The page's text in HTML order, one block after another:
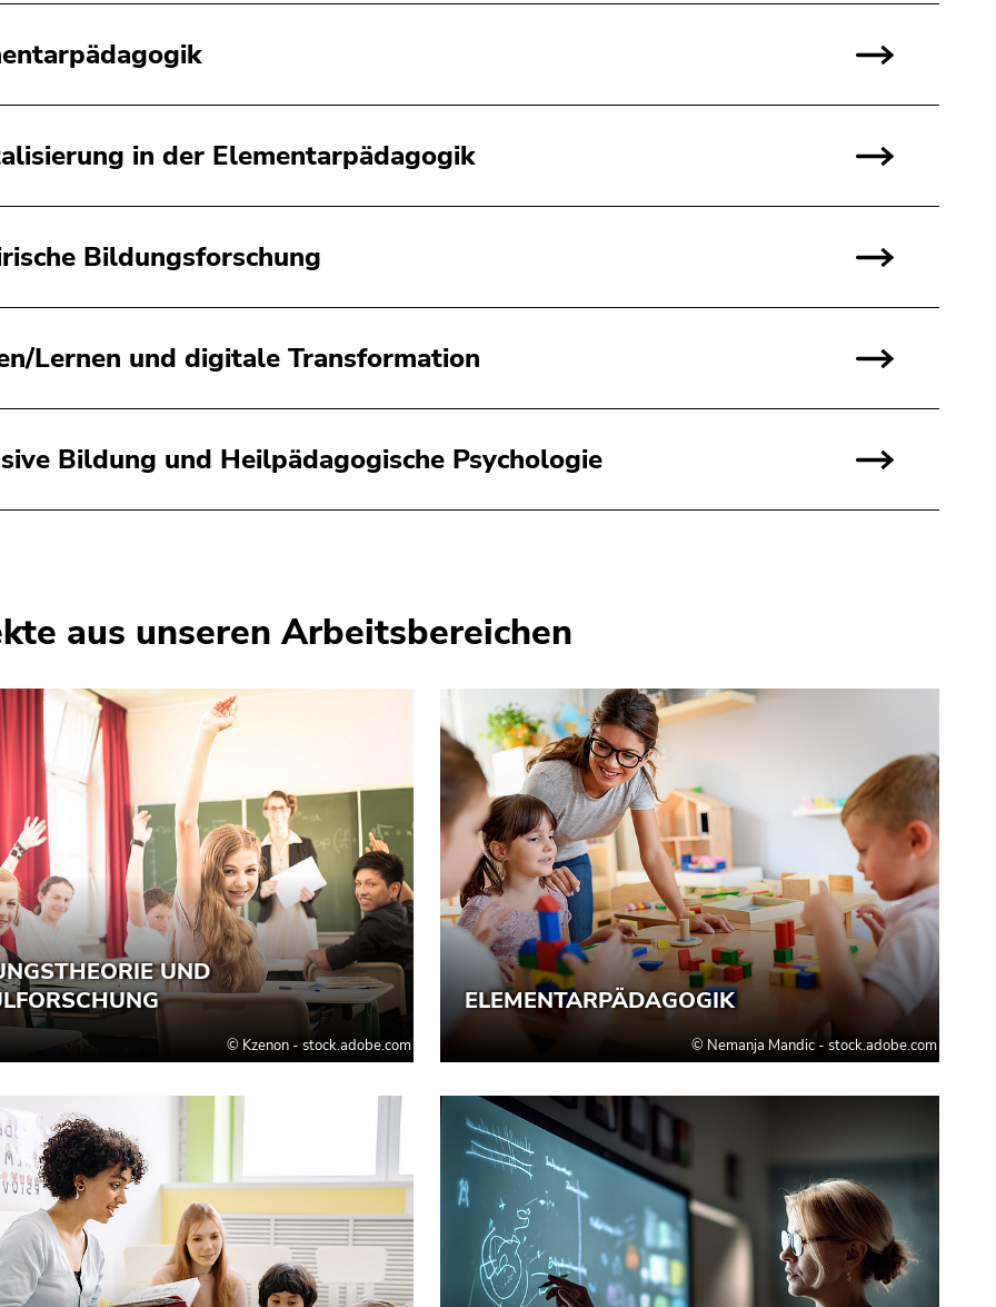
in der Elementarpädagogik
Bildungsforschung
Lernen und digitale Transformation
Bildung und Heilpädagogische Psychologie
aus unseren Arbeitsbereichen